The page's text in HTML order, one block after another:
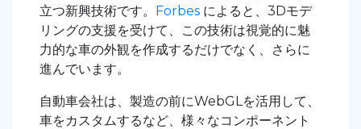
立つ新興技術です。 Forbes によると 、3Dモデ
リングの支援を受けて、この技術は視覚的に魅
力的な車の外観を作成するだけでなく、さらに
進んでいます。
自動車会社は、製造の前にWebGLを活用して、
車をカスタムするなど、様々なコンポーネント